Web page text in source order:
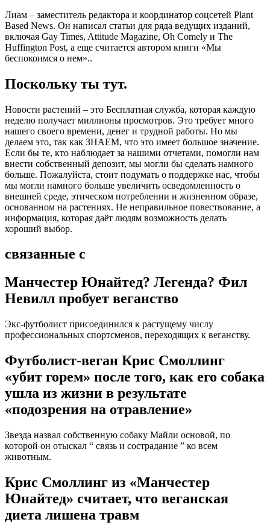
Лиам – заместитель редактора и координатор соцсетей Plant
Based News. Он написал статьи для ряда ведущих изданий,
включая Gay Times, Attitude Magazine, Oh Comely и The
Huffington Post, а еще считается автором книги «Мы
беспокоимся о нем»..
Поскольку ты тут.
Новости растений – это Бесплатная служба, которая каждую
неделю получает миллионы просмотров. Это требует много
нашего своего времени, денег и трудной работы. Но мы
делаем это, так как ЗНАЕМ, что это имеет большое значение.
Если бы те, кто наблюдает за нашими отчетами, помогли нам
внести собственный депозит, мы могли бы сделать намного
больше. Пожалуйста, стоит подумать о поддержке нас, чтобы
мы могли намного больше увеличить осведомленность о
внешней среде, этическом потреблении и жизненном образе,
основанном на растениях. Не неправильное повествование, а
информация, которая даёт людям возможность делать
хороший выбор.
связанные с
Манчестер Юнайтед? Легенда? Фил
Невилл пробует веганство
Экс-футболист присоединился к растущему числу
профессиональных спортсменов, переходящих к веганству.
Футболист-веган Крис Смоллинг
«убит горем» после того, как его собака
ушла из жизни в результате
«подозрения на отравление»
Звезда назвал собственную собаку Майли основой, по
которой он отыскал “ связь и сострадание ” ко всем
животным.
Крис Смоллинг из «Манчестер
Юнайтед» считает, что веганская
диета лишена травм